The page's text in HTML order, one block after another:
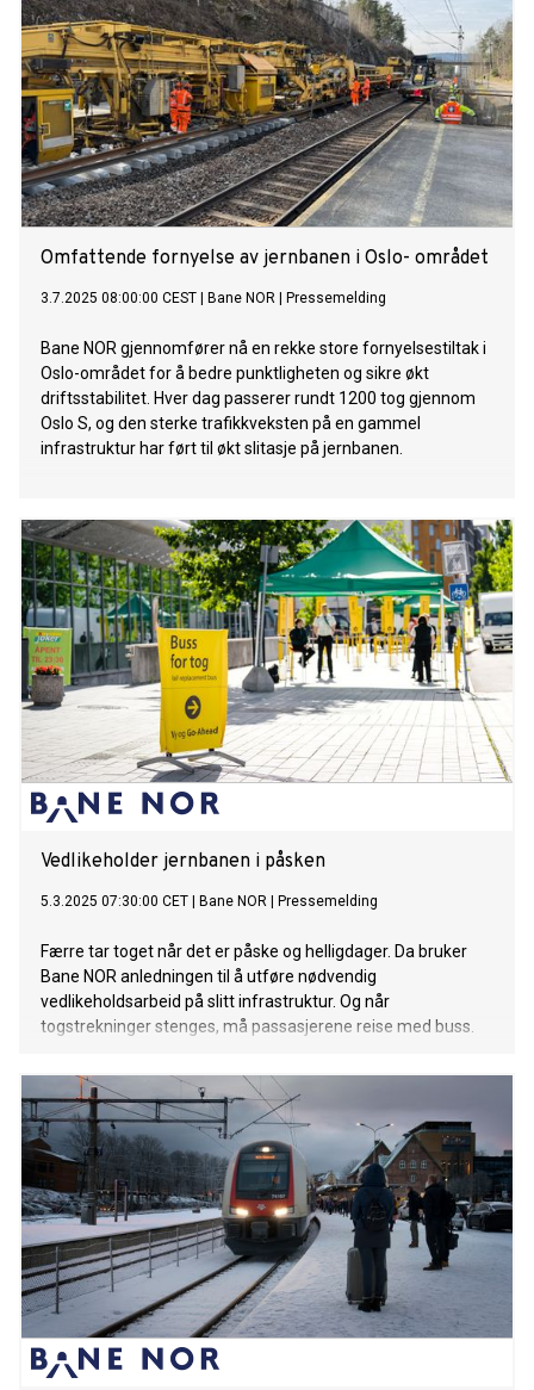
Omfattende fornyelse av jernbanen i Oslo- området
3.7.2025 08:00:00 CEST Bane NOR Pressemelding
Bane NOR gjennomfører nå en rekke store fornyelsestiltak i
Oslo-området for å bedre punktligheten og sikre økt
driftsstabilitet. Hver dag passerer rundt 1200 tog gjennom
Oslo S, og den sterke trafikkveksten på en gammel
infrastruktur har ført til økt slitasje på jernbanen.
Vedlikeholder jernbanen i påsken
5.3.2025 07:30:00 CET Bane NOR Pressemelding
Færre tar toget når det er påske og helligdager. Da bruker
Bane NOR anledningen til å utføre nødvendig
vedlikeholdsarbeid på slitt infrastruktur. Og når
togstrekninger stenges, må passasjerene reise med buss.